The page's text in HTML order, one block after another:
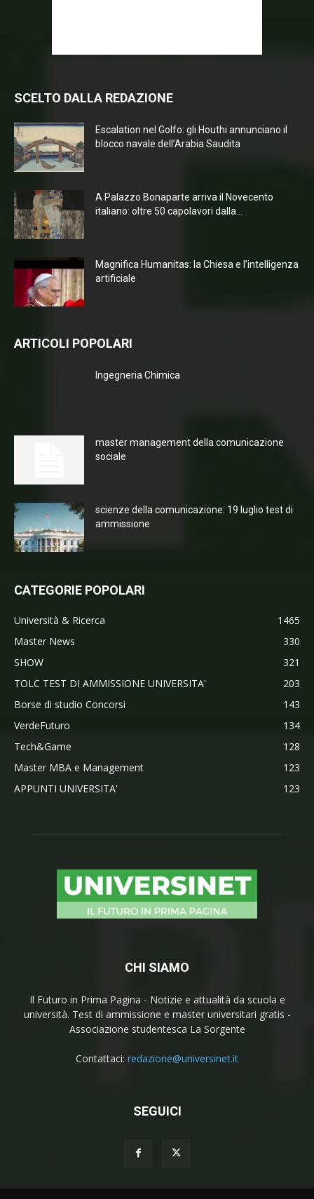
SCELTO DALLA REDAZIONE
Escalation nel Golfo: gli Houthi annunciano il
blocco navale dell’Arabia Saudita
A Palazzo Bonaparte arriva il Novecento
italiano: oltre 50 capolavori dalla...
Magnifica Humanitas: la Chiesa e l’intelligenza
artificiale
ARTICOLI POPOLARI
Ingegneria Chimica
master management della comunicazione
sociale
scienze della comunicazione: 19 luglio test di
ammissione
CATEGORIE POPOLARI
Università & Ricerca
1465
Master News
330
SHOW
321
TOLC TEST DI AMMISSIONE UNIVERSITA'
203
Borse di studio Concorsi
143
VerdeFuturo
134
Tech&Game
128
Master MBA e Management
123
APPUNTI UNIVERSITA'
123
CHI SIAMO
Il Futuro in Prima Pagina - Notizie e attualità da scuola e
università. Test di ammissione e master universitari gratis -
Associazione studentesca La Sorgente
Contattaci: redazione@universinet.it
SEGUICI